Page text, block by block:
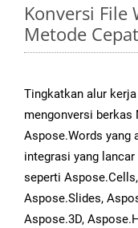
Konversi File
Metode
Tingkatkan alur
mengonversi berkas
Aspose.Words yang
integrasi yang
seperti
Aspose.Slides,
Aspose.3D,